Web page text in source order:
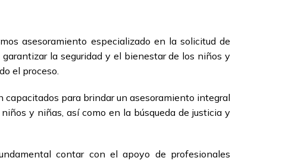
asesoramiento especializado en la solicitud de
la seguridad y el bienestar de los niños y
el proceso.
para brindar un asesoramiento integral
y niñas, así como en la búsqueda de justicia y
contar con el apoyo de profesionales